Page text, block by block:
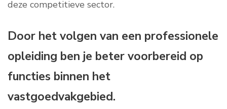
deze competitieve sector.
Door het volgen van een professionele
opleiding ben je beter voorbereid op
functies binnen het
vastgoedvakgebied.